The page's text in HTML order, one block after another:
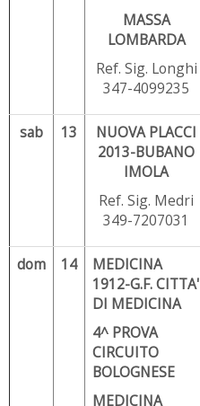
MASSA
LOMBARDA
Ref. Sig. Longhi
347-4099235
sab 13
NUOVA PLACCI
2013-BUBANO
IMOLA
Ref. Sig. Medri
349-7207031
dom 14
MEDICINA
1912-G.F. CITTA'
DI MEDICINA
4^ PROVA
CIRCUITO
BOLOGNESE
MEDICINA